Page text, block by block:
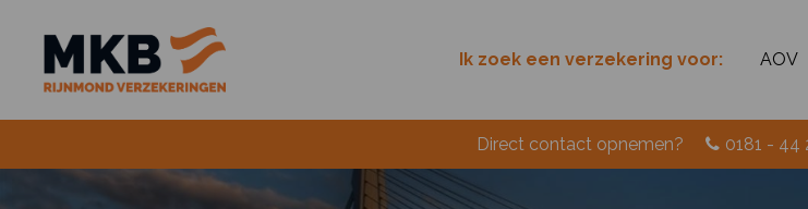
Ik zoek een verzekering voor: AOV
Direct contact opnemen? 0181 - 44